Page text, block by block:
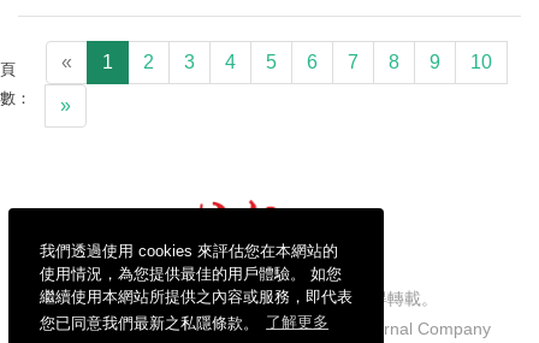
我們透過使用 cookies 來評估您在本網站的
使用情況，為您提供最佳的用戶體驗。 如您
繼續使用本網站所提供之內容或服務，即代表
您已同意我們最新之私隱條款。
了解更多
頁
數：
« 1 2 3 4 5 6 7 8 9 10
»
信報財經新聞有限公司版權所有，不得轉載。
Copyright © 2026 Hong Kong Economic Journal Company